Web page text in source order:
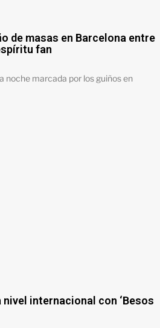
de masas en Barcelona entre
fan
noche marcada por los guiños en
nivel internacional con ‘Besos